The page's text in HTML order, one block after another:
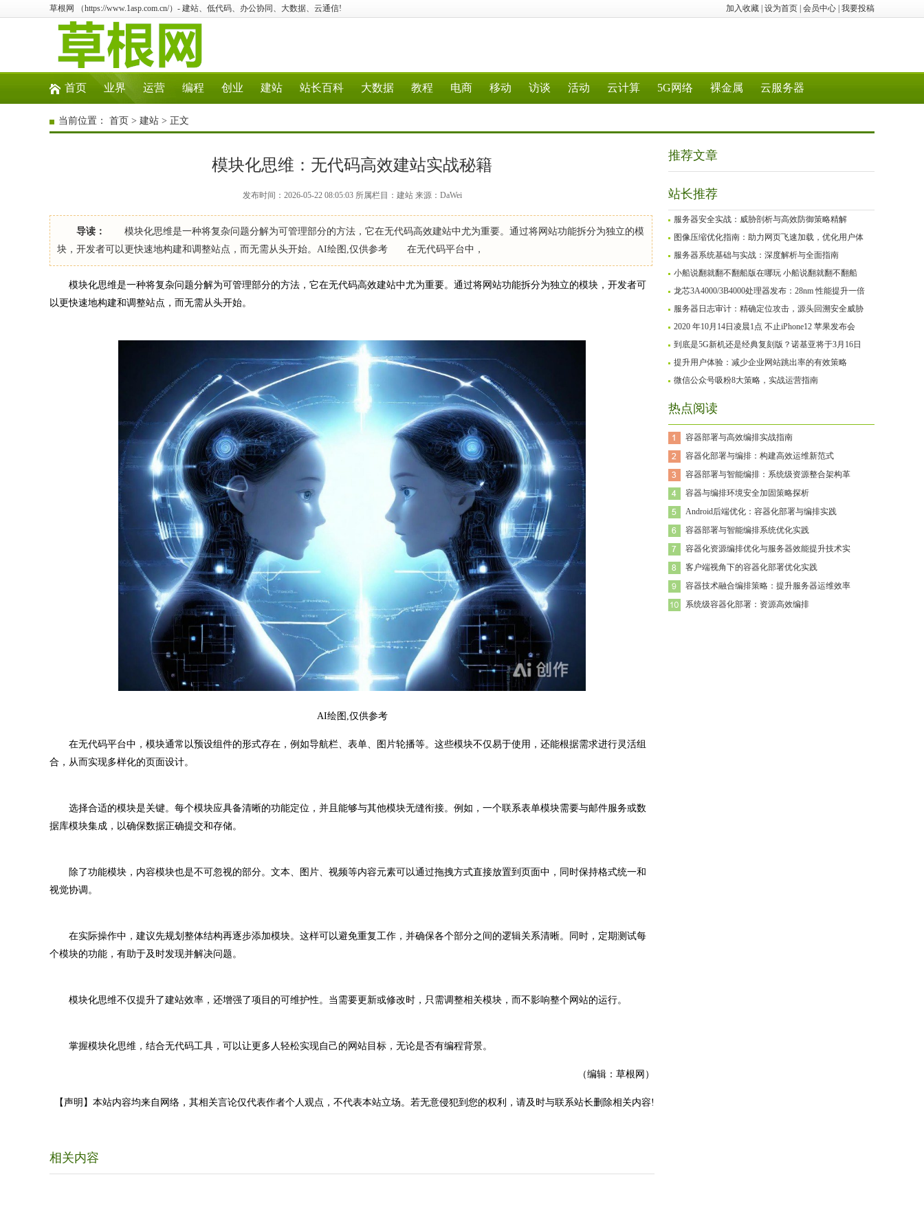
加入收藏 设为首页 会员中心 我要投稿
草根网 （https://www.1asp.com.cn/）- 建站、低代码、办公协同、大数据、云通信!
首页 业界 运营 编程 创业 建站 站长百科 大数据 教程 电商 移动 访谈 活动 云计算 5G网络 裸金属 云服务器
当前位置： 首页 > 建站 > 正文
模块化思维：无代码高效建站实战秘籍
发布时间：2026-05-22 08:05:03 所属栏目：建站 来源：DaWei
导读：
模块化思维是一种将复杂问题分解为可管理部分的方法，它在无代码高效建站中尤为重要。通过将网站功能拆分为独立的模
块，开发者可以更快速地构建和调整站点，而无需从头开始。AI绘图,仅供参考 在无代码平台中，
模块化思维是一种将复杂问题分解为可管理部分的方法，它在无代码高效建站中尤为重要。通过将网站功能拆分为独立的模块，开发者可
以更快速地构建和调整站点，而无需从头开始。
AI绘图,仅供参考
在无代码平台中，模块通常以预设组件的形式存在，例如导航栏、表单、图片轮播等。这些模块不仅易于使用，还能根据需求进行灵活组
合，从而实现多样化的页面设计。
选择合适的模块是关键。每个模块应具备清晰的功能定位，并且能够与其他模块无缝衔接。例如，一个联系表单模块需要与邮件服务或数
据库模块集成，以确保数据正确提交和存储。
除了功能模块，内容模块也是不可忽视的部分。文本、图片、视频等内容元素可以通过拖拽方式直接放置到页面中，同时保持格式统一和
视觉协调。
在实际操作中，建议先规划整体结构再逐步添加模块。这样可以避免重复工作，并确保各个部分之间的逻辑关系清晰。同时，定期测试每
个模块的功能，有助于及时发现并解决问题。
模块化思维不仅提升了建站效率，还增强了项目的可维护性。当需要更新或修改时，只需调整相关模块，而不影响整个网站的运行。
掌握模块化思维，结合无代码工具，可以让更多人轻松实现自己的网站目标，无论是否有编程背景。
（编辑：草根网）
【声明】本站内容均来自网络，其相关言论仅代表作者个人观点，不代表本站立场。若无意侵犯到您的权利，请及时与联系站长删除相关内容!
相关内容
推荐文章
站长推荐
服务器安全实战：威胁剖析与高效防御策略精解
图像压缩优化指南：助力网页飞速加载，优化用户体
服务器系统基础与实战：深度解析与全面指南
小船说翻就翻不翻船版在哪玩 小船说翻就翻不翻船
龙芯3A4000/3B4000处理器发布：28nm 性能提升一倍
服务器日志审计：精确定位攻击，源头回溯安全威胁
2020 年10月14日凌晨1点 不止iPhone12 苹果发布会
到底是5G新机还是经典复刻版？诺基亚将于3月16日
提升用户体验：减少企业网站跳出率的有效策略
微信公众号吸粉8大策略，实战运营指南
热点阅读
容器部署与高效编排实战指南
容器化部署与编排：构建高效运维新范式
容器部署与智能编排：系统级资源整合架构革
容器与编排环境安全加固策略探析
Android后端优化：容器化部署与编排实践
容器部署与智能编排系统优化实践
容器化资源编排优化与服务器效能提升技术实
客户端视角下的容器化部署优化实践
容器技术融合编排策略：提升服务器运维效率
系统级容器化部署：资源高效编排